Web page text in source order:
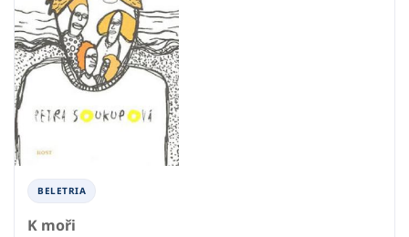
BELETRIA
K moři